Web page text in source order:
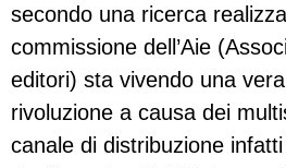
secondo una ricerca
commissione dell’Aie
editori) sta vivendo una
rivoluzione a causa dei
canale di distribuzione